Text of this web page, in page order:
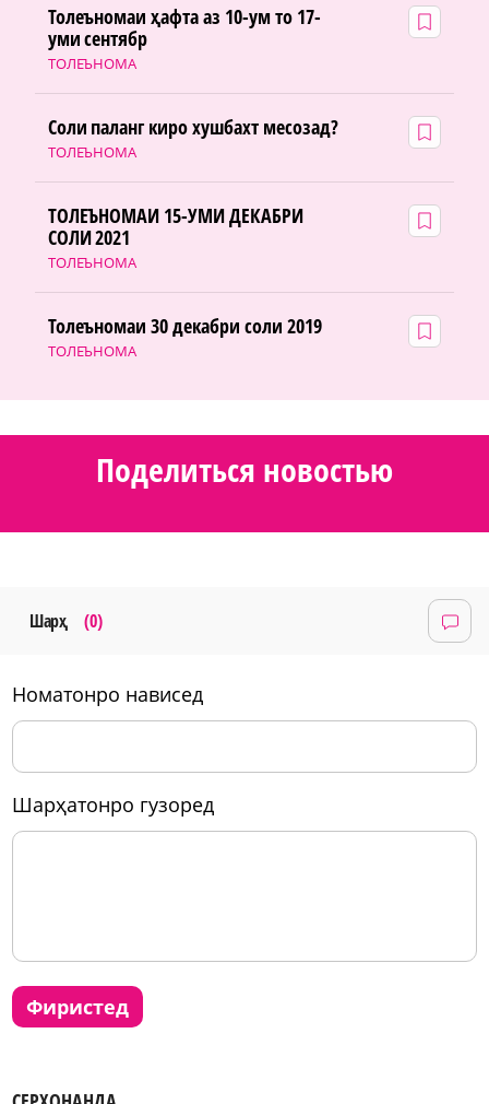
ТОЛЕЪНОМА
Толеъномаи ҳафта аз 10-ум то 17-
уми сентябр
ТОЛЕЪНОМА
Соли паланг киро хушбахт месозад?
ТОЛЕЪНОМА
ТОЛЕЪНОМАИ 15-УМИ ДЕКАБРИ
СОЛИ 2021
ТОЛЕЪНОМА
Толеъномаи 30 декабри соли 2019
Поделиться новостью
Шарҳ (0)
номатонро нависед
шарҳатонро гузоред
фиристед